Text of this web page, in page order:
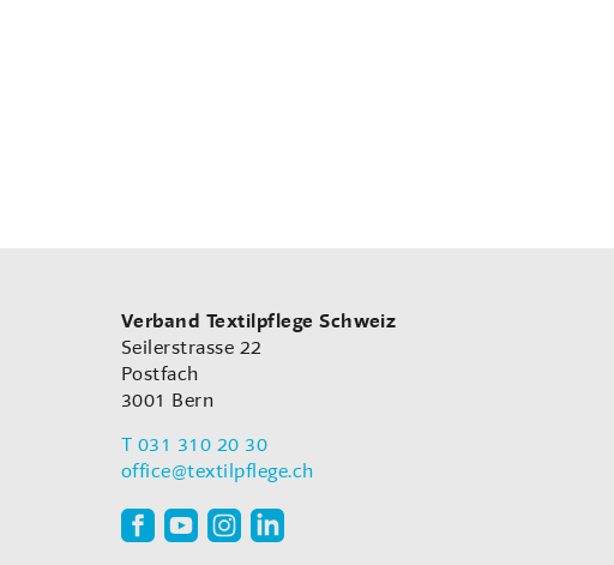
Verband Textilpflege Schweiz
Seilerstrasse 22
Postfach
3001 Bern
T 031 310 20 30
office@textilpflege.ch